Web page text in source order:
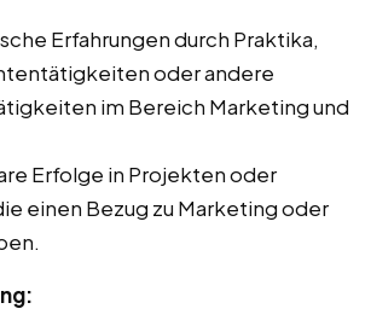
Erfahrungen durch Praktika,
oder andere
im Bereich Marketing und
Erfolge in Projekten oder
einen Bezug zu Marketing oder